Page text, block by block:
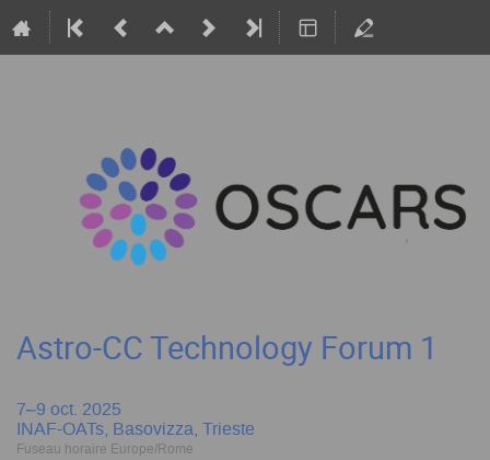
Astro-CC Technology Forum 1
7–9 oct. 2025
INAF-OATs, Basovizza, Trieste
Fuseau horaire Europe/Rome